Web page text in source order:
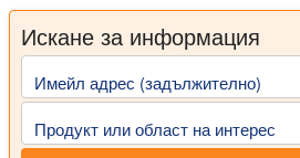
Искане за информация
Имейл адрес (задължително)
Продукт или област на интерес